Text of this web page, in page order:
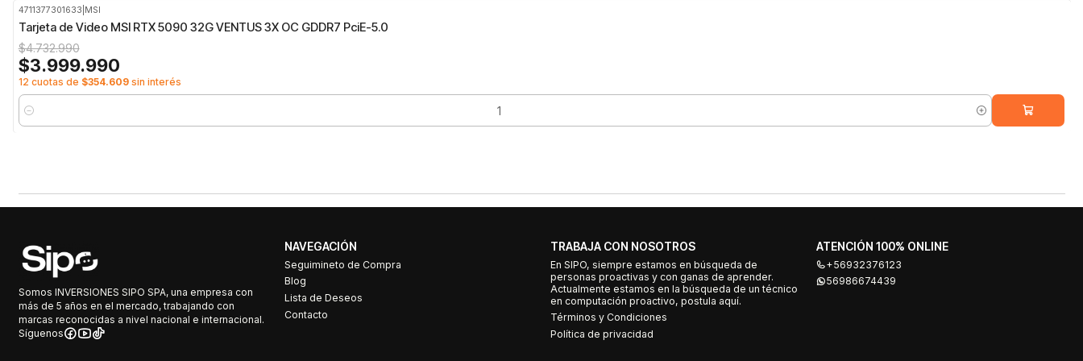
4711377301633 MSI
Tarjeta de Video MSI RTX 5090 32G VENTUS 3X OC GDDR7 PciE-5.0
$4.732.990
$3.999.990
12 cuotas de $354.609sin interés
Cantidad
Somos INVERSIONES SIPO SPA, una empresa con
más de 5 años en el mercado, trabajando con
marcas reconocidas a nivel nacional e internacional.
Síguenos
NAVEGACIÓN
Seguimineto de Compra
Blog
Lista de Deseos
Contacto
TRABAJA CON NOSOTROS
En SIPO, siempre estamos en búsqueda de
personas proactivas y con ganas de aprender.
Actualmente estamos en la búsqueda de un técnico
en computación proactivo, postula aquí.
Términos y Condiciones
Política de privacidad
ATENCIÓN 100% ONLINE
+56932376123
56986674439